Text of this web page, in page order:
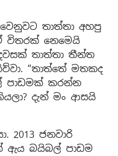
තාත්තා අහපු
විතරක් නෙමෙයි
තාත්තා තීන්ත
“තාත්තේ මතකද
පාඩමක් කරන්න
දැන් මං ආසයි
2013 ජනවාරි
ඇය බයිබල් පාඩම